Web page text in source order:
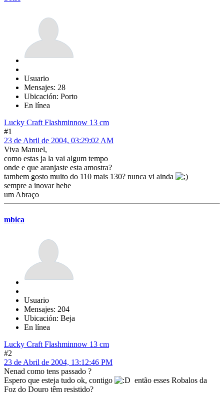
Usuario
Mensajes: 28
Ubicación: Porto
En línea
Lucky Craft Flashminnow 13 cm
#1
23 de Abril de 2004, 03:29:02 AM
Viva Manuel,
como estas ja la vai algum tempo
onde e que aranjaste esta amostra?
tambem gosto muito do 110 mais 130? nunca vi ainda
sempre a inovar hehe
um Abraço
mbica
Usuario
Mensajes: 204
Ubicación: Beja
En línea
Lucky Craft Flashminnow 13 cm
#2
23 de Abril de 2004, 13:12:46 PM
Nenad como tens passado ?
Espero que esteja tudo ok, contigo
então esses Robalos da
Foz do Douro têm resistido?